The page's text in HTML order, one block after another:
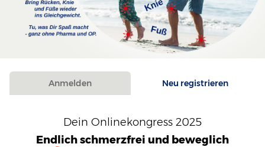
Anmelden Neu registrieren
Dein Onlinekongress 2025
Endlich schmerzfrei und beweglich